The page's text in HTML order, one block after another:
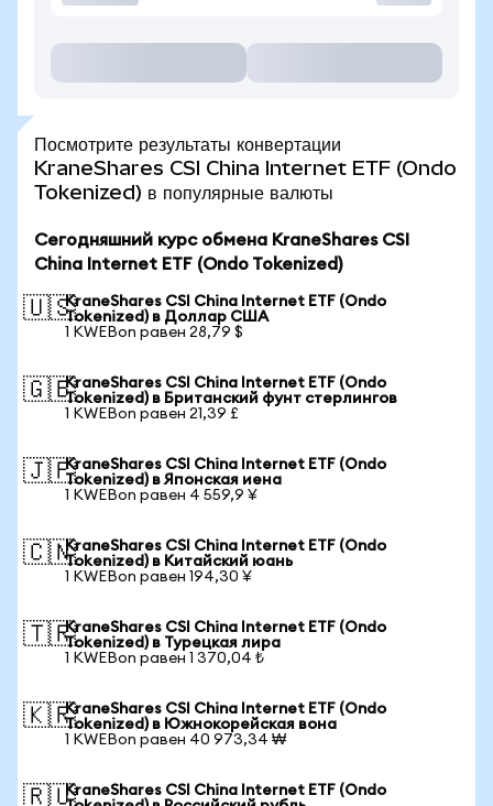
Посмотрите результаты конвертации
KraneShares CSI China Internet ETF (Ondo
Tokenized) в популярные валюты
Сегодняшний курс обмена KraneShares CSI
China Internet ETF (Ondo Tokenized)
🇺🇸KraneShares CSI China Internet ETF (Ondo
Tokenized) в Доллар США
1 KWEBon равен 28,79 $
🇬🇧KraneShares CSI China Internet ETF (Ondo
Tokenized) в Британский фунт стерлингов
1 KWEBon равен 21,39 £
🇯🇵KraneShares CSI China Internet ETF (Ondo
Tokenized) в Японская иена
1 KWEBon равен 4 559,9 ¥
🇨🇳KraneShares CSI China Internet ETF (Ondo
Tokenized) в Китайский юань
1 KWEBon равен 194,30 ¥
🇹🇷KraneShares CSI China Internet ETF (Ondo
Tokenized) в Турецкая лира
1 KWEBon равен 1 370,04 ₺
🇰🇷KraneShares CSI China Internet ETF (Ondo
Tokenized) в Южнокорейская вона
1 KWEBon равен 40 973,34 ₩
🇷🇺KraneShares CSI China Internet ETF (Ondo